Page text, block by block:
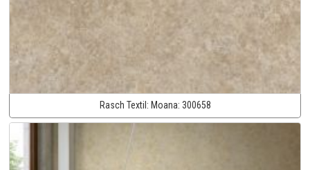
Rasch Textil: Moana: 300658